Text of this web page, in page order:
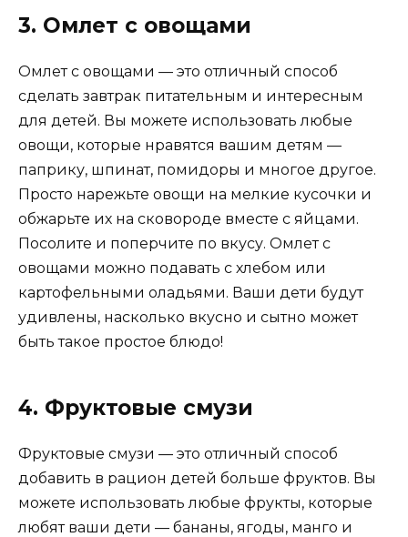
3. Омлет с овощами
Омлет с овощами — это отличный способ
сделать завтрак питательным и интересным
для детей. Вы можете использовать любые
овощи, которые нравятся вашим детям —
паприку, шпинат, помидоры и многое другое.
Просто нарежьте овощи на мелкие кусочки и
обжарьте их на сковороде вместе с яйцами.
Посолите и поперчите по вкусу. Омлет с
овощами можно подавать с хлебом или
картофельными оладьями. Ваши дети будут
удивлены, насколько вкусно и сытно может
быть такое простое блюдо!
4. Фруктовые смузи
Фруктовые смузи — это отличный способ
добавить в рацион детей больше фруктов. Вы
можете использовать любые фрукты, которые
любят ваши дети — бананы, ягоды, манго и